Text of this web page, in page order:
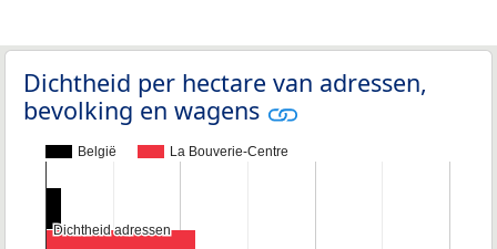
Dichtheid per hectare van adressen,
bevolking en wagens
België La Bouverie-Centre
Dichtheid adressen
Dichtheid adressen